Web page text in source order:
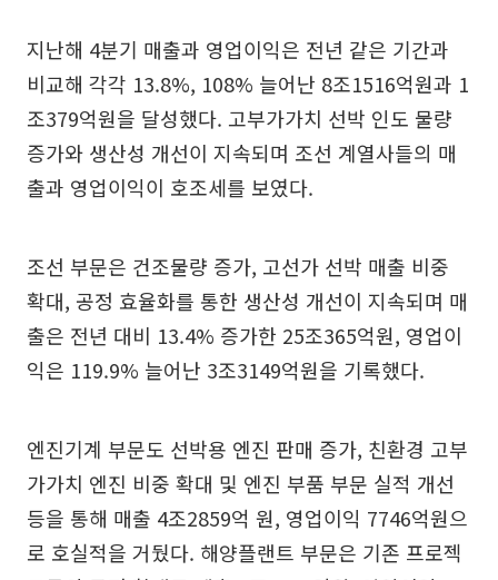
지난해 4분기 매출과 영업이익은 전년 같은 기간과
비교해 각각 13.8%, 108% 늘어난 8조1516억원과 1
조379억원을 달성했다. 고부가가치 선박 인도 물량
증가와 생산성 개선이 지속되며 조선 계열사들의 매
출과 영업이익이 호조세를 보였다.
조선 부문은 건조물량 증가, 고선가 선박 매출 비중
확대, 공정 효율화를 통한 생산성 개선이 지속되며 매
출은 전년 대비 13.4% 증가한 25조365억원, 영업이
익은 119.9% 늘어난 3조3149억원을 기록했다.
엔진기계 부문도 선박용 엔진 판매 증가, 친환경 고부
가가치 엔진 비중 확대 및 엔진 부품 부문 실적 개선
등을 통해 매출 4조2859억 원, 영업이익 7746억원으
로 호실적을 거뒀다. 해양플랜트 부문은 기존 프로젝